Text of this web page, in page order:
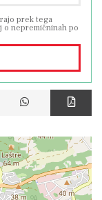
prek tega
o nepremičninah po